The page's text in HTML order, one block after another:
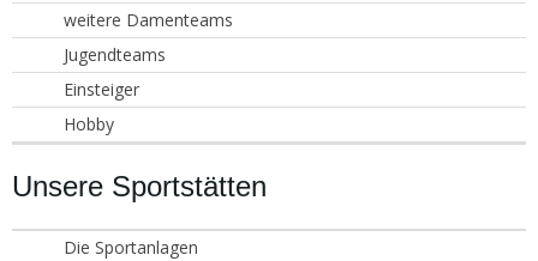
weitere Damenteams
Jugendteams
Einsteiger
Hobby
Unsere Sportstätten
Die Sportanlagen